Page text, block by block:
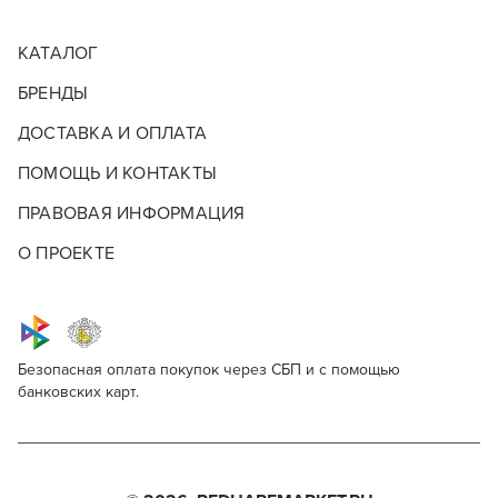
КАТАЛОГ
БРЕНДЫ
ДОСТАВКА И ОПЛАТА
ПОМОЩЬ И КОНТАКТЫ
ПРАВОВАЯ ИНФОРМАЦИЯ
О ПРОЕКТЕ
Безопасная оплата покупок через СБП и с помощью
банковских карт.